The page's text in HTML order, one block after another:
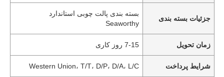
جزئیات بسته بندی
بسته بندی پالت چوبی استاندارد
Seaworthy
زمان تحویل 7-15 روز کاری
شرایط پرداخت Western Union، T/T، D/P، D/A، L/C